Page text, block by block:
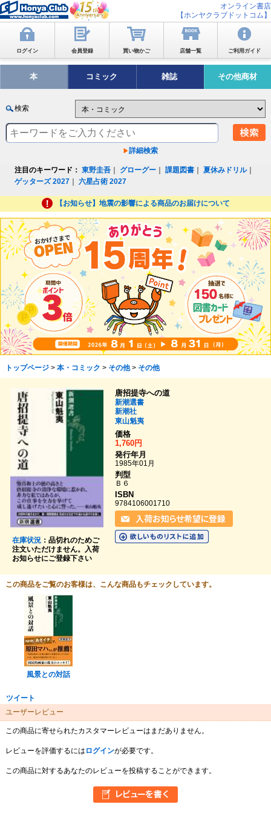
オンライン書店
【ホンヤクラブドットコム】
ログイン 会員登録 買い物かご 店舗一覧 ご利用ガイド
本 コミック 雑誌 その他商材
検索
詳細検索
注目のキーワード： 東野圭吾 グローグー ｜課題図書 ｜夏休みドリル｜
ゲッターズ 2027 ｜六星占術 2027
【お知らせ】地震の影響による商品のお届けについて
トップページ> 本・コミック > その他> その他
在庫状況：品切れのためご
注文いただけません。入荷
お知らせにご登録下さい
唐招提寺への道
新潮選書
新潮社
東山魁夷
価格
1,760円
発行年月
1985年01月
判型
Ｂ６
ISBN
9784106001710
この商品をご覧のお客様は、こんな商品もチェックしています。
風景との対話
ツイート
ユーザーレビュー
この商品に寄せられたカスタマーレビューはまだありません。
レビューを評価するには ログインが必要です。
この商品に対するあなたのレビューを投稿することができます。